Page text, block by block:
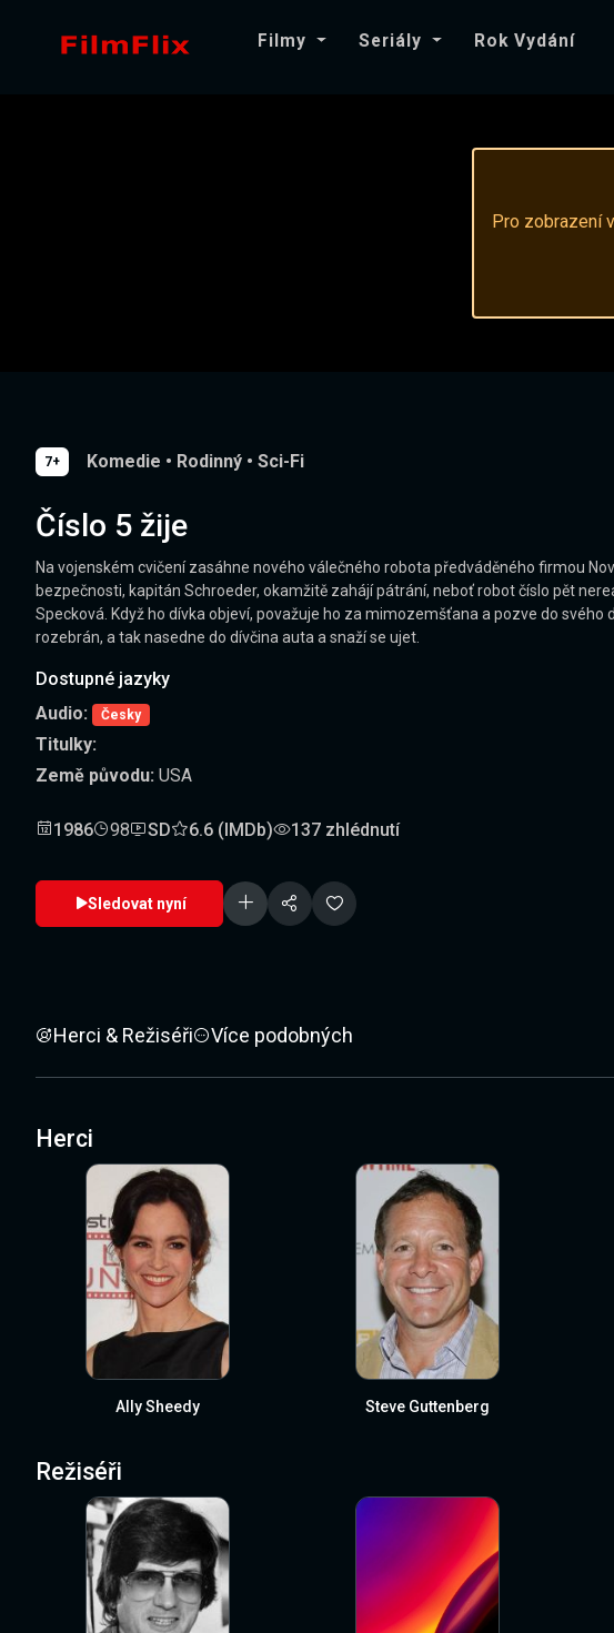
Filmy Seriály Rok Vydání
Pro zobrazení
7+ Komedie • Rodinný • Sci-Fi
Číslo 5 žije
Na vojenském cvičení zasáhne nového válečného robota předváděného firmou
bezpečnosti, kapitán Schroeder, okamžitě zahájí pátrání, neboť robot číslo pět
Specková. Když ho dívka objeví, považuje ho za mimozemšťana a pozve do
rozebrán, a tak nasedne do dívčina auta a snaží se ujet.
Dostupné jazyky
Audio:
Česky
Titulky:
Země původu: USA
1986 98 SD 6.6 (IMDb) 137 zhlédnutí
Sledovat nyní
Herci & Režiséři Více podobných
Herci
Ally Sheedy Steve Guttenberg
Režiséři